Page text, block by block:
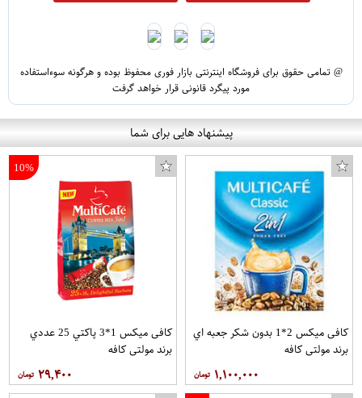
@ تمامی حقوق برای فروشگاه اینترنتی بازار فوری محفوظ بوده و هرگونه سوءاستفاده
مورد پیگرد قانونی قرار خواهد گرفت
پیشنهاد هایی برای شما
کافی میکس 2*1 بدون شکر جعبه اي
برند مولتی کافه
۱,۱۰۰,۰۰۰
10%
کافی میکس 1*3 پاکتي 25 عددي
برند مولتی کافه
۲۹,۴۰۰